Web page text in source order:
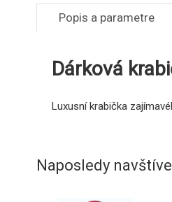
Popis a parametre
Dárková
Luxusní krabička
Naposledy